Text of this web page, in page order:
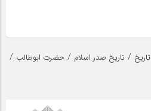
تاریخ / تاریخ صدر اسلام / حضرت ابوطالب /